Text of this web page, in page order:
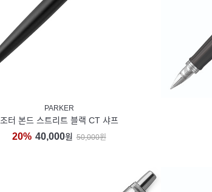
PARKER
조터 본드 스트리트 블랙 CT 샤프
20% 40,000원 50,000원